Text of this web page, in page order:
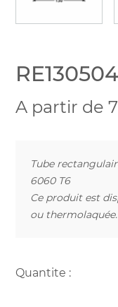
A partir de
Tube
6060 T6
Ce produit est
ou thermolaquée.
Quantite :